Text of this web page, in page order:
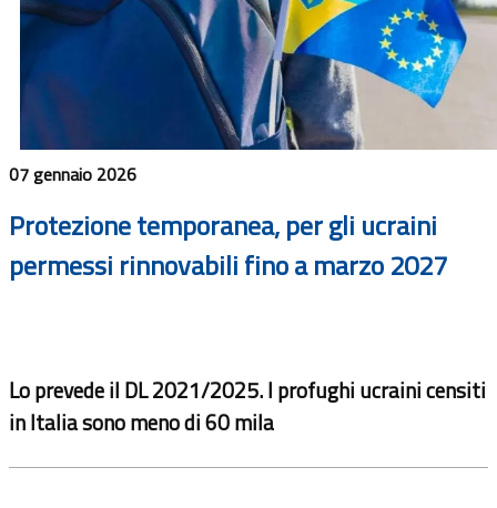
07 gennaio 2026
Protezione temporanea, per gli ucraini
permessi rinnovabili fino a marzo 2027
Lo prevede il DL 2021/2025. I profughi ucraini censiti
in Italia sono meno di 60 mila